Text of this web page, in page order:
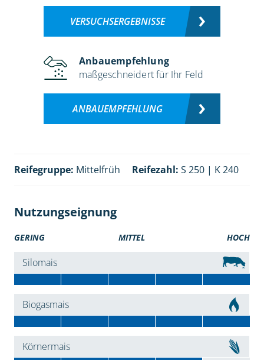
VERSUCHSERGEBNISSE
Anbauempfehlung
maßgeschneidert für Ihr Feld
ANBAUEMPFEHLUNG
Reifegruppe: Mittelfrüh Reifezahl: S 250 | K 240
Nutzungseignung
GERING MITTEL HOCH
Silomais
Biogasmais
Körnermais